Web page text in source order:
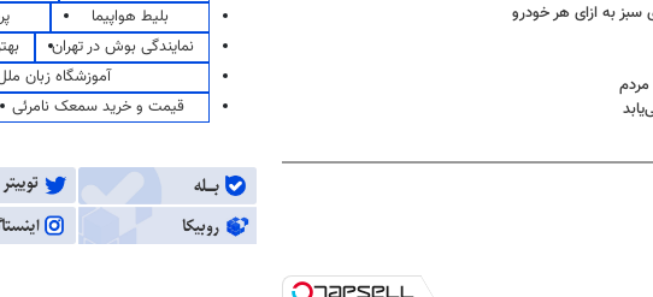
بلیط هواپیما
نمایندگی بوش در تهران
آموزشگاه زبان
قیمت و خرید سمعک نامرئی